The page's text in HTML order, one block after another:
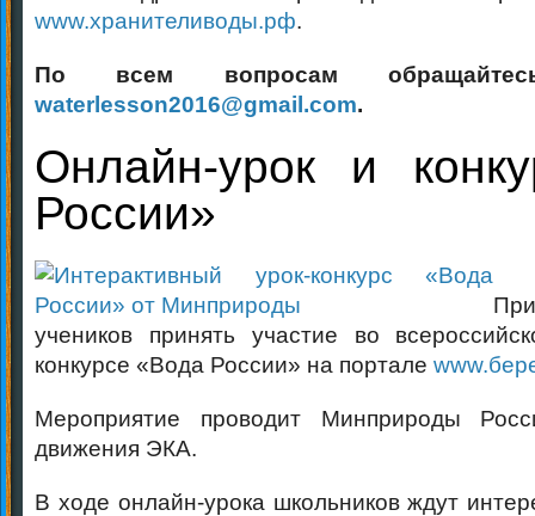
www.хранителиводы.рф.
По всем вопросам
waterlesson2016@gmail.com.
Онлайн-урок и
России»
учеников принять участие во
конкурсе «Вода России» на портале
Мероприятие проводит Минприроды
движения ЭКА.
В ходе онлайн-урока школьников ждут